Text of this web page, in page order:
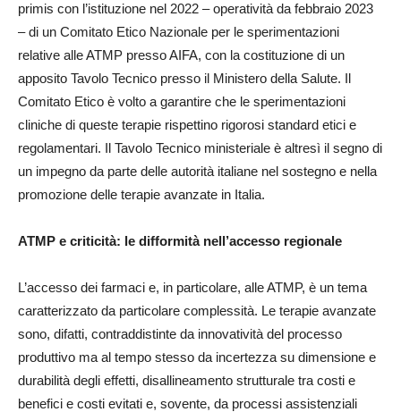
primis con l’istituzione nel 2022 – operatività da febbraio 2023
– di un Comitato Etico Nazionale per le sperimentazioni
relative alle ATMP presso AIFA, con la costituzione di un
apposito Tavolo Tecnico presso il Ministero della Salute. Il
Comitato Etico è volto a garantire che le sperimentazioni
cliniche di queste terapie rispettino rigorosi standard etici e
regolamentari. Il Tavolo Tecnico ministeriale è altresì il segno di
un impegno da parte delle autorità italiane nel sostegno e nella
promozione delle terapie avanzate in Italia.
ATMP e criticità: le difformità nell’accesso regionale
L’accesso dei farmaci e, in particolare, alle ATMP, è un tema
caratterizzato da particolare complessità. Le terapie avanzate
sono, difatti, contraddistinte da innovatività del processo
produttivo ma al tempo stesso da incertezza su dimensione e
durabilità degli effetti, disallineamento strutturale tra costi e
benefici e costi evitati e, sovente, da processi assistenziali